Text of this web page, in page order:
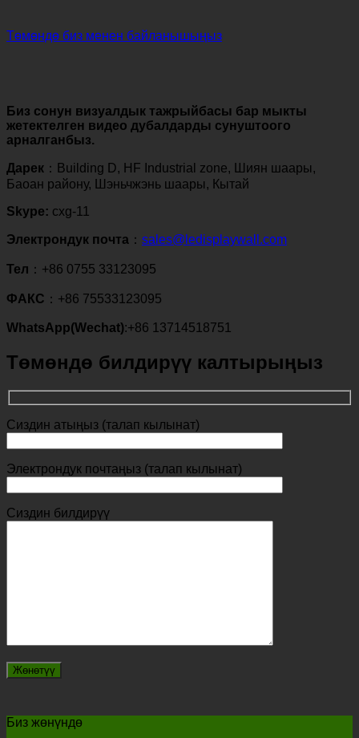
Төмөндө биз менен байланышыңыз
Биз сонун визуалдык тажрыйбасы бар мыкты
жетектелген видео дубалдарды сунуштоого
арналганбыз.
Дарек ： Building D, HF Industrial zone, Шиян шаары,
Баоан району, Шэньчжэнь шаары, Кытай
Skype: cxg-11
Электрондук почта ： sales@ledisplaywall.com
Тел ：+86 0755 33123095
ФАКС ：+86 75533123095
WhatsApp(Wechat):+86 13714518751
Төмөндө билдирүү калтырыңыз
Сиздин атыңыз (талап кылынат)
Электрондук почтаңыз (талап кылынат)
Сиздин билдирүү
Биз жөнүндө